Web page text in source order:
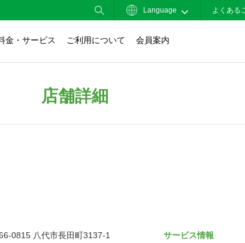
Language よくある
金・サービス ご利用について 会員案内
店舗詳細
0815 八代市長田町3137-1
サービス情報